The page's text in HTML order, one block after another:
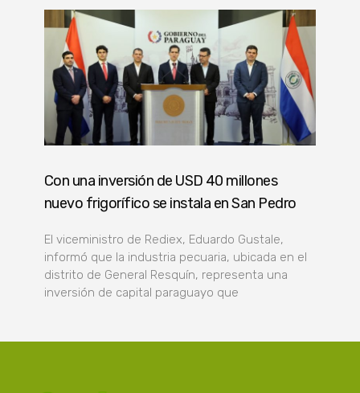
Con una inversión de USD 40 millones
nuevo frigorífico se instala en San Pedro
El viceministro de Rediex, Eduardo Gustale,
informó que la industria pecuaria, ubicada en el
distrito de General Resquín, representa una
inversión de capital paraguayo que